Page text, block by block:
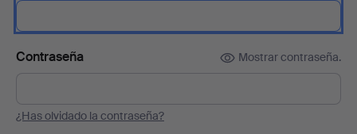
Contraseña Mostrar contraseña.
¿Has olvidado la contraseña?